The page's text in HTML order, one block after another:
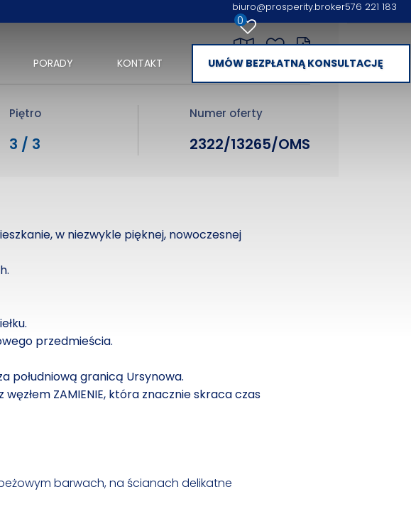
biuro@prosperity.broker576 221 183
0
PORADY KONTAKT UMÓW BEZPŁATNĄ KONSULTACJĘ
Piętro
3 / 3
Numer oferty
2322/13265/OMS
w niezwykle pięknej, nowoczesnej
przedmieścia.
południową granicą Ursynowa.
ZAMIENIE, która znacznie skraca czas
barwach, na ścianach delikatne